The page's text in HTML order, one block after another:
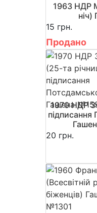
1963 НДР
15 грн.
Продано
1970 НДР
підписання
20 грн.